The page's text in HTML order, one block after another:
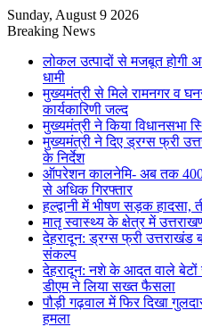
Sunday, August 9 2026
Breaking News
लोकल उत्पादों से मजबूत होगी
धामी
मुख्यमंत्री से मिले रामनगर व
कार्यकारिणी जल्द
मुख्यमंत्री ने किया विधानसभा
मुख्यमंत्री ने दिए ड्रग्स फ्री
के निर्देश
ऑपरेशन कालनेमि- अब तक
से अधिक गिरफ्तार
हल्द्वानी में भीषण सड़क हादसा,
मातृ स्वास्थ्य के क्षेत्र में
देहरादून: ड्रग्स फ्री
संकल्प
देहरादून: नशे के आदत वाले बेटों
डीएम ने लिया सख्त फैसला
पौड़ी गढ़वाल में फिर दिखा
हमला